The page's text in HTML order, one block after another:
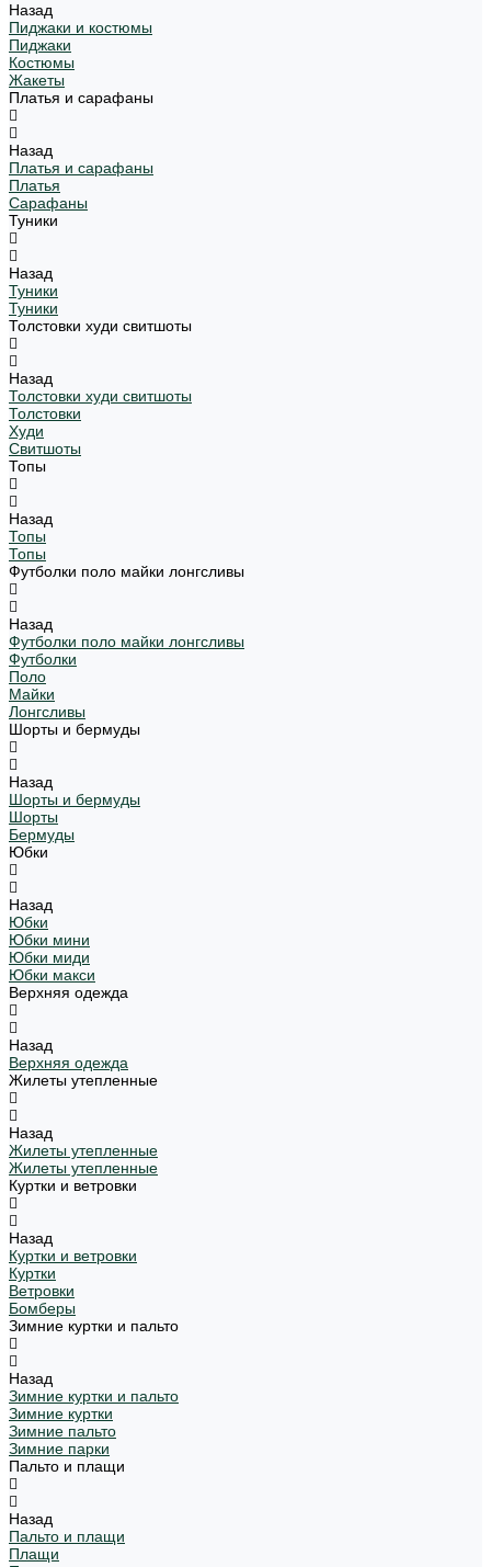
Назад
Пиджаки и костюмы
Пиджаки
Костюмы
Жакеты
Платья и сарафаны
Назад
Платья и сарафаны
Платья
Сарафаны
Туники
Назад
Туники
Туники
Толстовки худи свитшоты
Назад
Толстовки худи свитшоты
Толстовки
Худи
Свитшоты
Топы
Назад
Топы
Топы
Футболки поло майки лонгсливы
Назад
Футболки поло майки лонгсливы
Футболки
Поло
Майки
Лонгсливы
Шорты и бермуды
Назад
Шорты и бермуды
Шорты
Бермуды
Юбки
Назад
Юбки
Юбки мини
Юбки миди
Юбки макси
Верхняя одежда
Назад
Верхняя одежда
Жилеты утепленные
Назад
Жилеты утепленные
Жилеты утепленные
Куртки и ветровки
Назад
Куртки и ветровки
Куртки
Ветровки
Бомберы
Зимние куртки и пальто
Назад
Зимние куртки и пальто
Зимние куртки
Зимние пальто
Зимние парки
Пальто и плащи
Назад
Пальто и плащи
Плащи